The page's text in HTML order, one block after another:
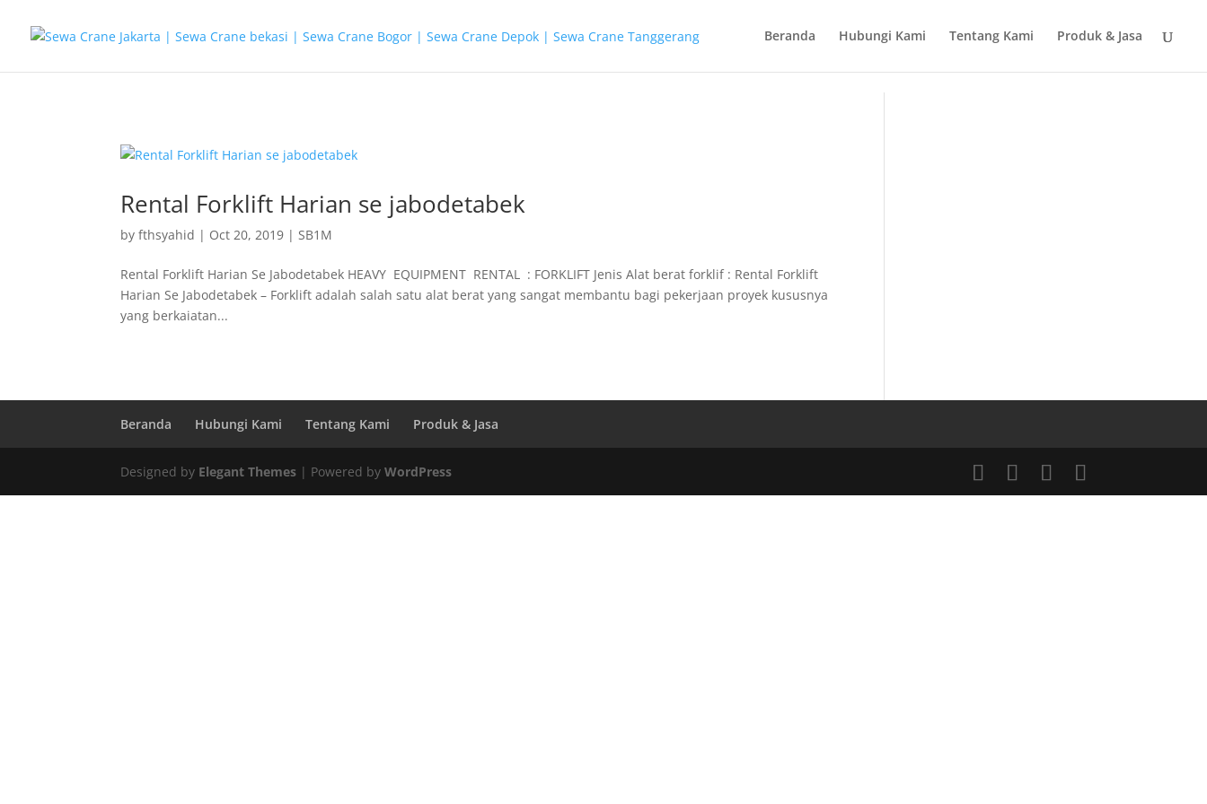
Beranda
Hubungi Kami Tentang Kami Produk & Jasa
Rental Forklift Harian se jabodetabek
byfthsyahid | Oct 20, 2019 |SB1M
Rental Forklift Harian Se Jabodetabek HEAVY EQUIPMENT RENTAL : FORKLIFT Jenis Alat berat forklif : Rental Forklift
Harian Se Jabodetabek – Forklift adalah salah satu alat berat yang sangat membantu bagi pekerjaan proyek kususnya
yang berkaiatan...
Beranda Hubungi Kami Tentang Kami Produk & Jasa
Designed by Elegant Themes | Powered byWordPress